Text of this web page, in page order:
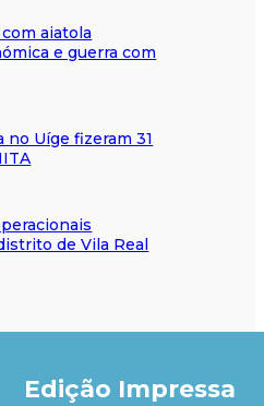
aiatola
e guerra com
Uíge fizeram 31
de Vila Real
Edição Impressa